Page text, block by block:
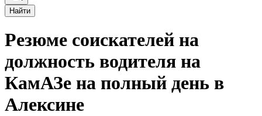
Найти
Резюме соискателей на
должность водителя на
КамАЗе на полный день в
Алексине